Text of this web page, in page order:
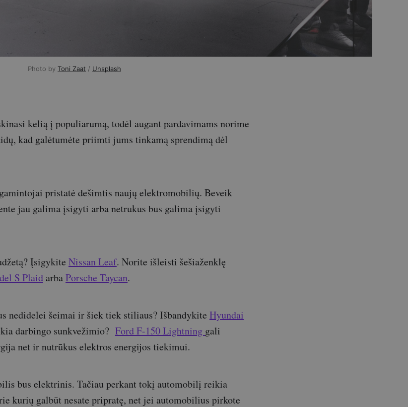
Photo by Toni Zaat / Unsplash
kelią į populiarumą, todėl augant pardavimams norime
kad galėtumėte priimti jums tinkamą sprendimą dėl
pristatė dešimtis naujų elektromobilių. Beveik
jau galima įsigyti arba netrukus bus galima įsigyti
Įsigykite Nissan Leaf. Norite išleisti šešiaženklę
S Plaid arbaPorsche Taycan.
nedidelei šeimai ir šiek tiek stiliaus? Išbandykite Hyundai
darbingo sunkvežimio? Ford F-150 Lightning gali
net ir nutrūkus elektros energijos tiekimui.
bus elektrinis. Tačiau perkant tokį automobilį reikia
kurių galbūt nesate pripratę, net jei automobilius pirkote